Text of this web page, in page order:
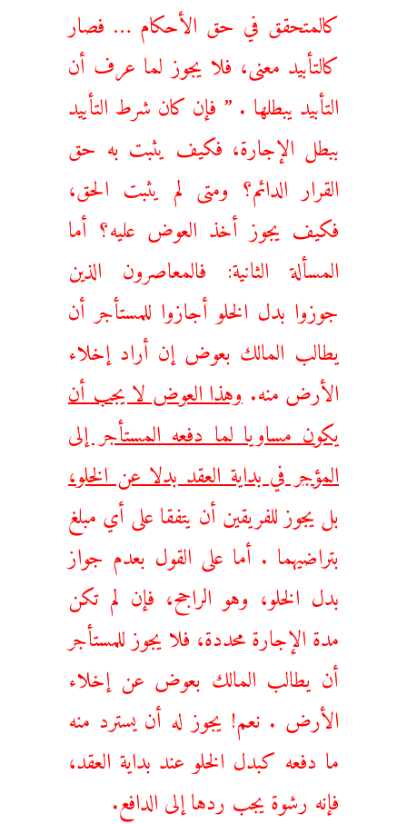
كالمتحقق في حق الأحكام … فصار
كالتأبيد معنى، فلا يجوز لما عرف أن
التأبيد يبطلها . ” فإن كان شرط التأييد
ببطل الإجارة، فكيف يثبت به حق
القرار الدائم؟ ومتى لم يثبت الحق،
فكيف يجوز أخذ العوض عليه؟ أما
المسألة الثانية: فالمعاصرون الذين
جوزوا بدل الخلو أجازوا للمستأجر أن
يطالب المالك بعوض إن أراد إخلاء
الأرض منه.وهذا العوض لا يجب أن
يكون مساويا لما دفعه المستأجر إلى
المؤجر في بداية العقد بدلا عن الخلو،
بل يجوز للفريقين أن يتفقا على أي مبلغ
بتراضيهما . أما على القول بعدم جواز
بدل الخلو، وهو الراجح، فإن لم تكن
مدة الإجارة محددة، فلا يجوز للمستأجر
أن يطالب المالك بعوض عن إخلاء
الأرض . نعم! يجوز له أن يسترد منه
ما دفعه كبدل الخلو عند بداية العقد،
فإنه رشوة يجب ردها إلى الدافع.